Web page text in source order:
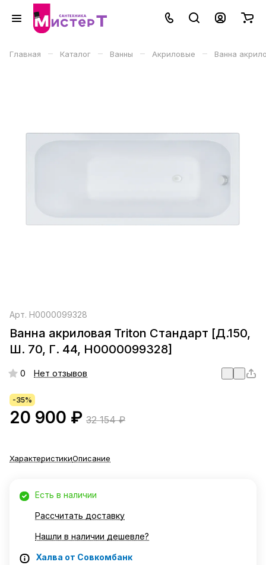
Главная – Каталог – Ванны – Акриловые – Ванна
Арт. Н0000099328
Ванна акриловая Triton Стандарт [Д.150,
Ш. 70, Г. 44, Н0000099328]
0 Нет отзывов
-35%
20 900 ₽ 32 154 ₽
ХарактеристикиОписание
Есть в наличии
Рассчитать доставку
Нашли в наличии дешевле?
Халва от Совкомбанк